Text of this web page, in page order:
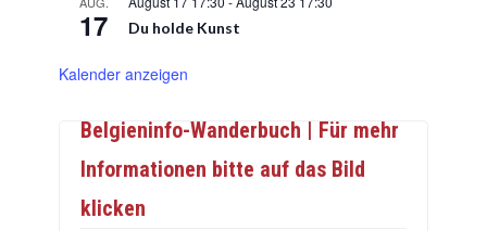
17
Du holde Kunst
Kalender anzeigen
Belgieninfo-Wanderbuch | Für mehr
Informationen bitte auf das Bild
klicken